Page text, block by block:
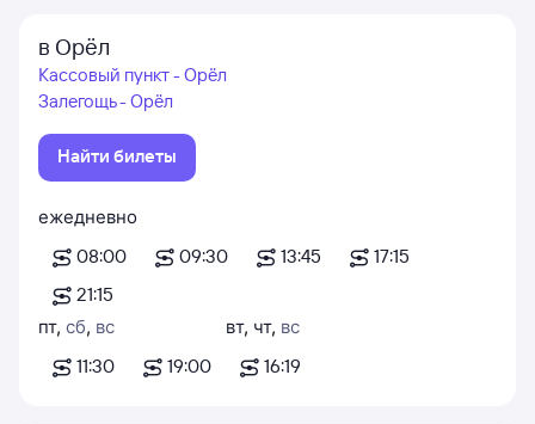
в Орёл
Кассовый пункт - Орёл
Залегощь - Орёл
Найти билеты
ежедневно
08:00
09:30 13:45
17:15
21:15
пт, сб, вс
11:30
19:00
вт, чт, вс
16:19